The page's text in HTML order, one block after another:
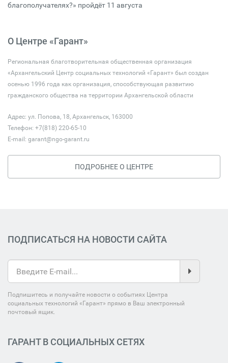
благополучателях?» пройдёт 11 августа
О Центре «Гарант»
Региональная благотворительная общественная организация
«Архангельский Центр социальных технологий «Гарант» был создан
осенью 1996 года как организация, способствующая развитию
гражданского общества на территории Архангельской области
Адрес: ул. Попова, 18, Архангельск, 163000
Телефон: +7(818) 220-65-10
E-mail: garant@ngo-garant.ru
ПОДРОБНЕЕ О ЦЕНТРЕ
ПОДПИСАТЬСЯ НА НОВОСТИ САЙТА
Подпишитесь и получайте новости о событиях Центра
социальных технологий «Гарант» прямо в Ваш электронный
почтовый ящик.
ГАРАНТ В СОЦИАЛЬНЫХ СЕТЯХ